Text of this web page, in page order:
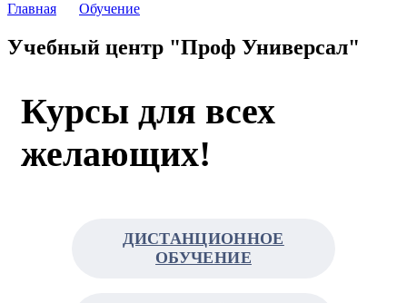
Главная Обучение
Учебный центр "Проф Универсал"
Курсы для всех
желающих!
ДИСТАНЦИОННОЕ
ОБУЧЕНИЕ